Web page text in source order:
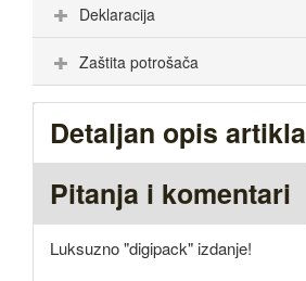
Deklaracija
Zaštita potrošača
Detaljan opis artikla
Pitanja i komentari
Luksuzno "digipack" izdanje!